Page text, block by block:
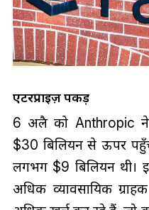
एंटरप्राइज़ पकड़
6 अप्रैल को Anthropic
$30 बिलियन से ऊपर
लगभग $9 बिलियन थी।
अधिक व्यावसायिक